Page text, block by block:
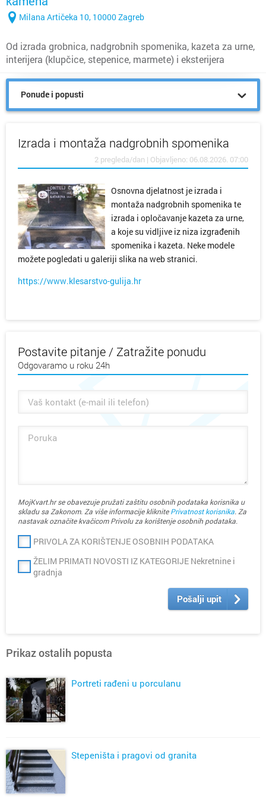
Milana Artičeka 10, 10000 Zagreb
Od izrada grobnica, nadgrobnih spomenika, kazeta za urne,
interijera (klupčice, stepenice, marmete) i eksterijera
Ponude i popusti
Izrada i montaža nadgrobnih spomenika
2 pregleda/dan | Objavljeno: 06.08.2026. 07:00
Osnovna djelatnost je izrada i
montaža nadgrobnih spomenika te
izrada i opločavanje kazeta za urne,
a koje su vidljive iz niza izgrađenih
spomenika i kazeta. Neke modele
možete pogledati u galeriji slika na web stranici.
https://www.klesarstvo-gulija.hr
Postavite pitanje / Zatražite ponudu
Odgovaramo u roku 24h
MojKvart.hr se obavezuje pružati zaštitu osobnih podataka korisnika u
skladu sa Zakonom. Za više informacije kliknitePrivatnost korisnika. Za
nastavak označite kvačicom Privolu za korištenje osobnih podataka.
PRIVOLA ZA KORIŠTENJE OSOBNIH PODATAKA
ŽELIM PRIMATI NOVOSTI IZ KATEGORIJE Nekretnine i
gradnja
Pošalji upit
Prikaz ostalih popusta
Portreti rađeni u porculanu
Stepeništa i pragovi od granita